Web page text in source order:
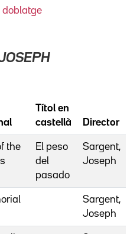
doblatge
Títol en
castellà
Director
the
El peso
del
pasado
Sargent,
Joseph
Sargent,
Joseph